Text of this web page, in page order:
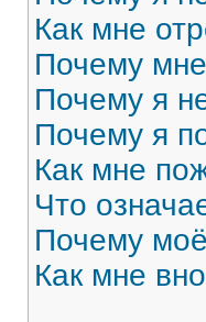
Как мне
Почему
Почему я
Почему я
Как мне
Что
Почему
Как мне